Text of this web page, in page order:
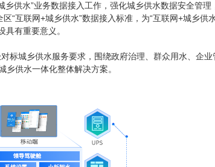
乡供水”业务数据接入工作，强化城乡供水数据安全管
互联网+城乡供水”数据接入标准，为“互联网+城乡供
有重要意义。
城乡供水服务要求，围绕政府治理、群众用水、企业
供水一体化整体解决方案。